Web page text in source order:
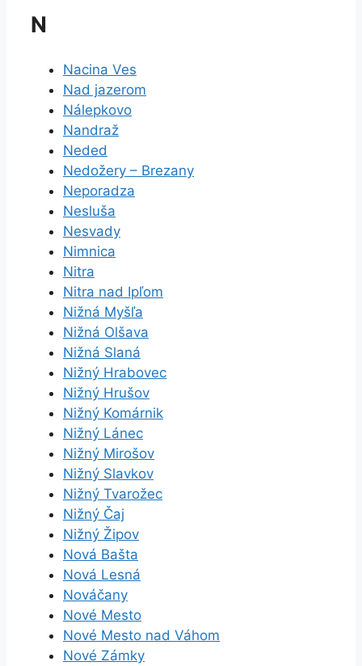
N
Nacina Ves
Nad jazerom
Nálepkovo
Nandraž
Neded
Nedožery – Brezany
Neporadza
Nesluša
Nesvady
Nimnica
Nitra
Nitra nad Ipľom
Nižná Myšľa
Nižná Olšava
Nižná Slaná
Nižný Hrabovec
Nižný Hrušov
Nižný Komárnik
Nižný Lánec
Nižný Mirošov
Nižný Slavkov
Nižný Tvarožec
Nižný Čaj
Nižný Žipov
Nová Bašta
Nová Lesná
Nováčany
Nové Mesto
Nové Mesto nad Váhom
Nové Zámky